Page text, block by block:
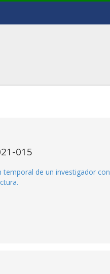
015
de un investigador con